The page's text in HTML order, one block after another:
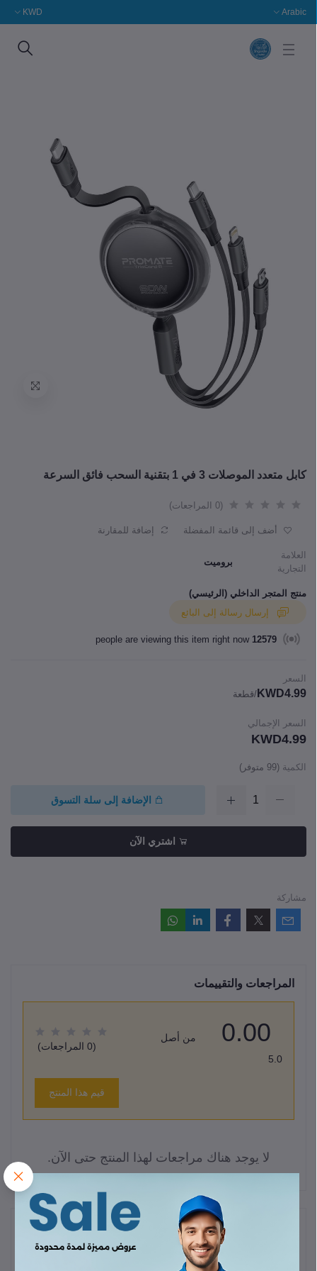
Arabic
KWD
كابل متعدد الموصلات 3 في 1 بتقنية السحب فائق السرعة
(0 المراجعات)
أضف إلى قائمة المفضلة إضافة للمقارنة
العلامة
التجارية
بروميت
منتج المتجر الداخلي (الرئيسي)
12579
السعر
KWD4.99 /قطعة
السعر الإجمالي
KWD4.99
الكمية (
99 متوفر)
الإضافة إلى سلة التسوق
اشتري الآن
مشاركة
المراجعات والتقييمات
0.00
من أصل
5.0
(0 المراجعات)
قيم هذا المنتج
لا يوجد هناك مراجعات لهذا المنتج حتى الآن.